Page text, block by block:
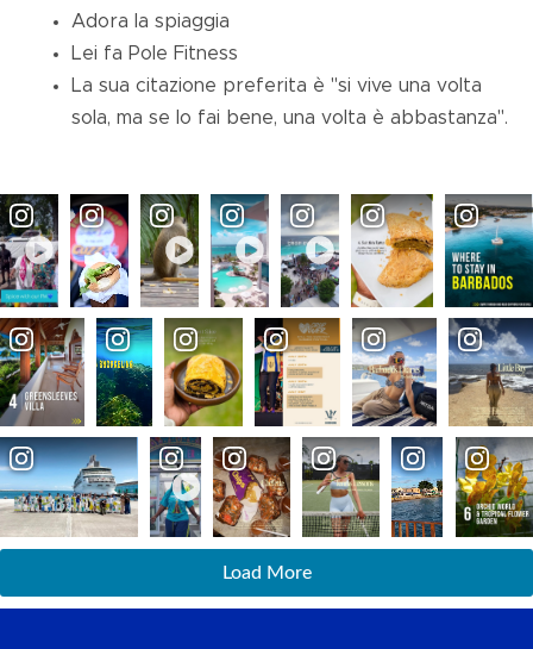
Adora la spiaggia
Lei fa Pole Fitness
La sua citazione preferita è "si vive una volta
sola, ma se lo fai bene, una volta è abbastanza".
Load More